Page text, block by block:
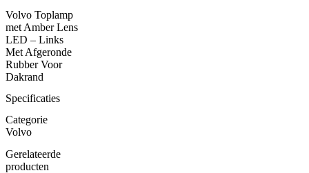
-
Links
aantal
Volvo Toplamp
met Amber Lens
LED – Links
Met Afgeronde
Rubber Voor
Dakrand
Specificaties
Categorie
Volvo
Gerelateerde
producten